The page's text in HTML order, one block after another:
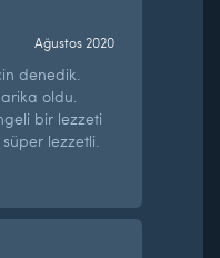
Ağustos 2020
denedik.
oldu.
bir lezzeti
lezzetli.